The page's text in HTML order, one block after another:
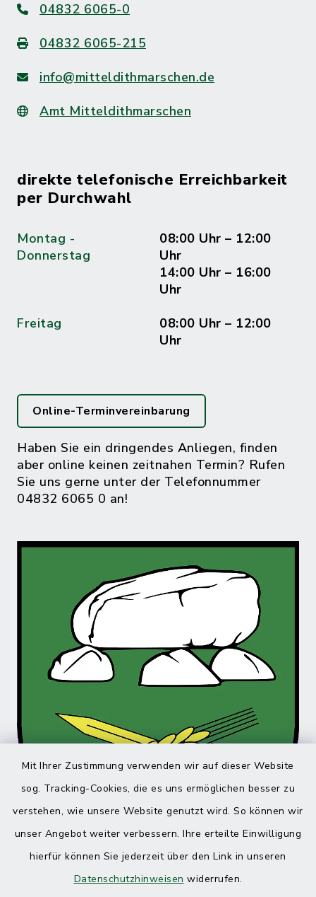
Mit Ihrer Zustimmung verwenden wir auf dieser Website
sog. Tracking-Cookies, die es uns ermöglichen besser zu
verstehen, wie unsere Website genutzt wird. So können wir
unser Angebot weiter verbessern. Ihre erteilte Einwilligung
hierfür können Sie jederzeit über den Link in unseren
Datenschutzhinweisen widerrufen.
04832 6065-0
04832 6065-215
info@mitteldithmarschen.de
Amt Mitteldithmarschen
direkte telefonische Erreichbarkeit
per Durchwahl
Montag -
Donnerstag
08:00 Uhr – 12:00
Uhr
14:00 Uhr – 16:00
Uhr
Freitag
08:00 Uhr – 12:00
Uhr
Online-Terminvereinbarung
Haben Sie ein dringendes Anliegen, finden
aber online keinen zeitnahen Termin? Rufen
Sie uns gerne unter der Telefonnummer
04832 6065 0 an!